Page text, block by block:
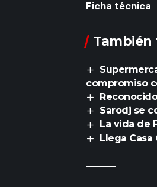
Ficha técnica
compromiso
Sarodj se
La vida de
Llega